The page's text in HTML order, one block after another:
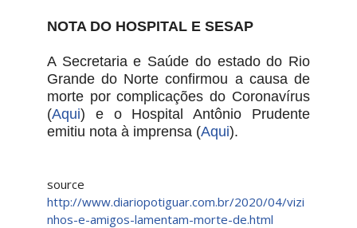
NOTA DO HOSPITAL E SESAP
A Secretaria e Saúde do estado do Rio
Grande do Norte confirmou a causa de
morte por complicações do Coronavírus
(Aqui) e o Hospital Antônio Prudente
emitiu nota à imprensa (Aqui).
source
http://www.diariopotiguar.com.br/2020/04/vizi
nhos-e-amigos-lamentam-morte-de.html